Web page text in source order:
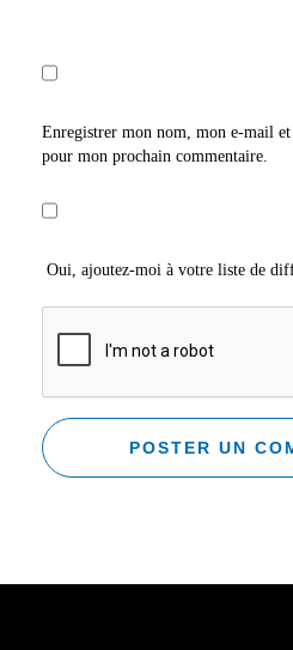
Enregistrer mon nom, mon e-mail
pour mon prochain commentaire.
Oui, ajoutez-moi à votre liste de